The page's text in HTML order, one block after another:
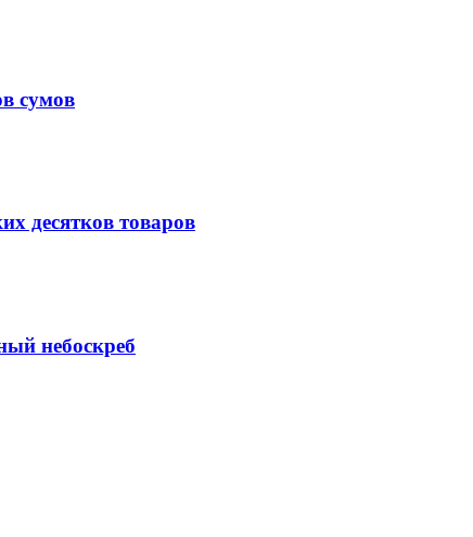
сумов
десятков товаров
небоскреб